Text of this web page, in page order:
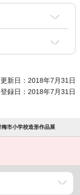
更新日：2018年7月31日
登録日：2018年7月31日
梅市小学校造形作品展